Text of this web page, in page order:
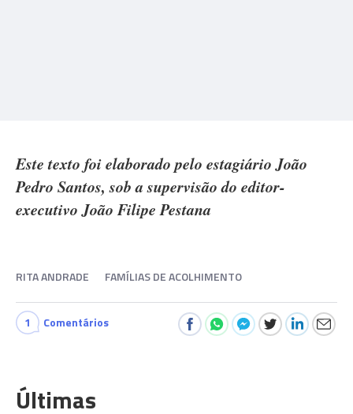
Este texto foi elaborado pelo estagiário João
Pedro Santos, sob a supervisão do editor-
executivo João Filipe Pestana
RITA ANDRADE FAMÍLIAS DE ACOLHIMENTO
1 Comentários
Últimas